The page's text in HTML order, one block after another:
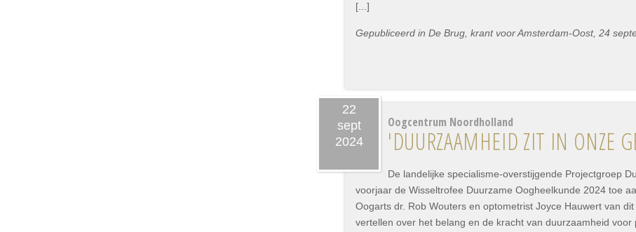
[...]
Gepubliceerd in De Brug, krant voor Amsterdam-Oost, 24
22
sept
2024
Oogcentrum Noordholland
'DUURZAAMHEID ZIT IN ONZE
De landelijke specialisme-overstijgende Projectgroep
voorjaar de Wisseltrofee Duurzame Oogheelkunde 2024 toe
Oogarts dr. Rob Wouters en optometrist Joyce Hauwert van
vertellen over het belang en de kracht van duurzaamheid